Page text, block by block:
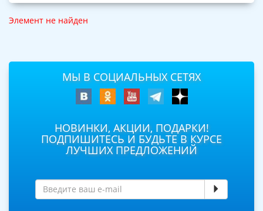
Элемент не найден
МЫ В СОЦИАЛЬНЫХ СЕТЯХ
НОВИНКИ, АКЦИИ, ПОДАРКИ!
ПОДПИШИТЕСЬ И БУДЬТЕ В КУРСЕ
ЛУЧШИХ ПРЕДЛОЖЕНИЙ